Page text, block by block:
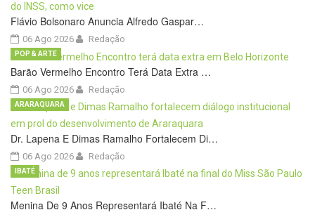
Flávio Bolsonaro Anuncia Alfredo Gaspar…
06 Ago 2026 Redação
Barão Vermelho Encontro Terá Data Extra …
06 Ago 2026
POP & ARTE
Redação
Dr. Lapena E Dimas Ramalho Fortalecem Di…
06 Ago 2026
ARARAQUARA
Redação
Menina De 9 Anos Representará Ibaté Na F…
IBATÉ